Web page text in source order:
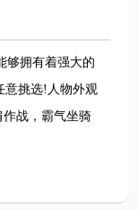
够拥有着强大的
意挑选!人物外观
战，霸气坐骑